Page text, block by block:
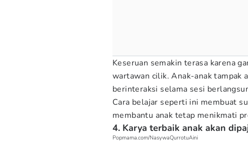
Keseruan semakin terasa karena
wartawan cilik. Anak-anak tampak
berinteraksi selama sesi
Cara belajar seperti ini membuat
membantu anak tetap menikmati
4. Karya terbaik anak akan
Popmama.com/NasywaQurrotuAini